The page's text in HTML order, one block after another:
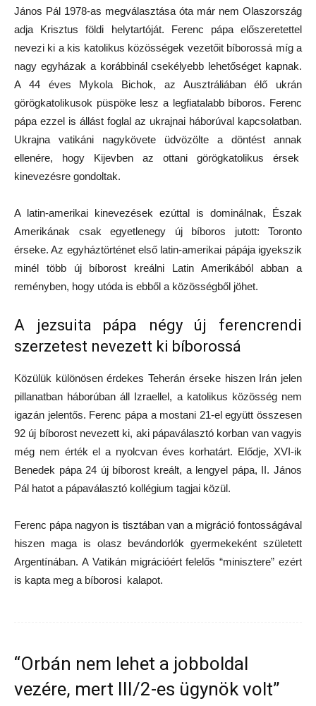
János Pál 1978-as megválasztása óta már nem Olaszország
adja Krisztus földi helytartóját. Ferenc pápa előszeretettel
nevezi ki a kis katolikus közösségek vezetőit bíborossá míg a
nagy egyházak a korábbinál csekélyebb lehetőséget kapnak.
A 44 éves Mykola Bichok, az Ausztráliában élő ukrán
görögkatolikusok püspöke lesz a legfiatalabb bíboros. Ferenc
pápa ezzel is állást foglal az ukrajnai háborúval kapcsolatban.
Ukrajna vatikáni nagykövete üdvözölte a döntést annak
ellenére, hogy Kijevben az ottani görögkatolikus érsek
kinevezésre gondoltak.
A latin-amerikai kinevezések ezúttal is dominálnak, Észak
Amerikának csak egyetlenegy új bíboros jutott: Toronto
érseke. Az egyháztörténet első latin-amerikai pápája igyekszik
minél több új bíborost kreálni Latin Amerikából abban a
reményben, hogy utóda is ebből a közösségből jöhet.
A jezsuita pápa négy új ferencrendi
szerzetest nevezett ki bíborossá
Közülük különösen érdekes Teherán érseke hiszen Irán jelen
pillanatban háborúban áll Izraellel, a katolikus közösség nem
igazán jelentős. Ferenc pápa a mostani 21-el együtt összesen
92 új bíborost nevezett ki, aki pápaválasztó korban van vagyis
még nem érték el a nyolcvan éves korhatárt. Elődje, XVI-ik
Benedek pápa 24 új bíborost kreált, a lengyel pápa, II. János
Pál hatot a pápaválasztó kollégium tagjai közül.
Ferenc pápa nagyon is tisztában van a migráció fontosságával
hiszen maga is olasz bevándorlók gyermekeként született
Argentínában. A Vatikán migrációért felelős “minisztere” ezért
is kapta meg a bíborosi kalapot.
“Orbán nem lehet a jobboldal
vezére, mert III/2-es ügynök volt”